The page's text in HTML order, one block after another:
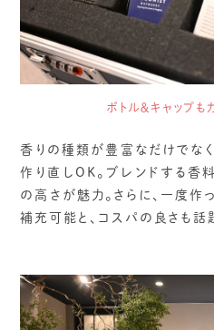
ボトル＆キャップも
香りの種類が豊富なだけでな
作り直しOK。ブレンドする香
の高さが魅力。さらに、一度
補充可能と、コスパの良さも話